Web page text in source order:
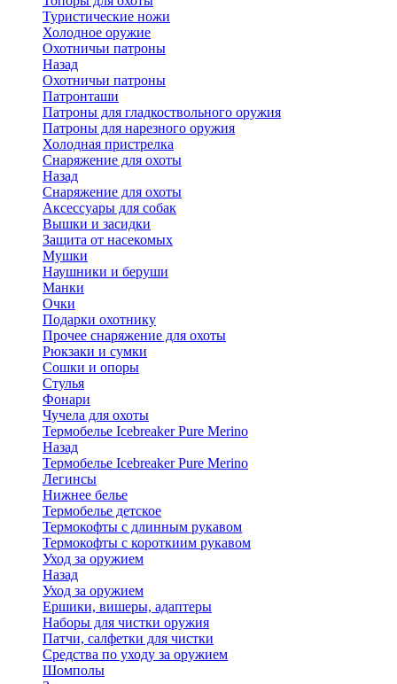
Туристические ножи
Холодное оружие
Охотничьи патроны
Назад
Охотничьи патроны
Патронташи
Патроны для гладкоствольного оружия
Патроны для нарезного оружия
Холодная пристрелка
Снаряжение для охоты
Назад
Снаряжение для охоты
Аксессуары для собак
Вышки и засидки
Защита от насекомых
Мушки
Наушники и беруши
Манки
Очки
Подарки охотнику
Прочее снаряжение для охоты
Рюкзаки и сумки
Сошки и опоры
Стулья
Фонари
Чучела для охоты
Термобелье Icebreaker Pure Merino
Назад
Термобелье Icebreaker Pure Merino
Легинсы
Нижнее белье
Термобелье детское
Термокофты с длинным рукавом
Термокофты с короткиим рукавом
Уход за оружием
Назад
Уход за оружием
Ершики, вишеры, адаптеры
Наборы для чистки оружия
Патчи, салфетки для чистки
Средства по уходу за оружием
Шомполы